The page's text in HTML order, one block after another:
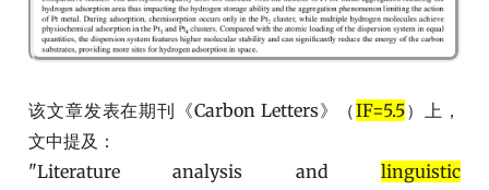
该文章发表在期刊《Carbon Letters》（IF=5.5）上，
文中提及：
"Literature analysis and linguistic